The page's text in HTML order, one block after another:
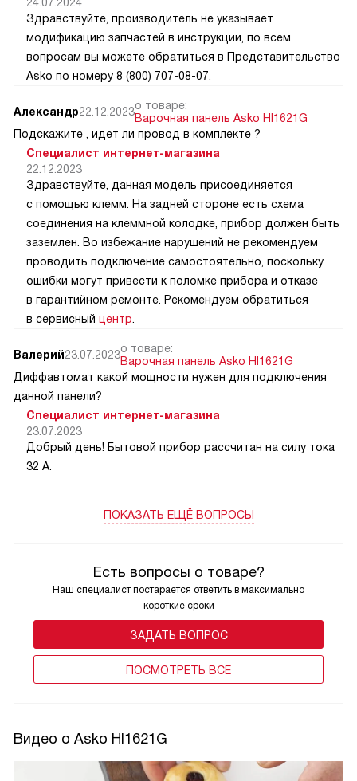
Есть вопросы о товаре?
Наш специалист постарается ответить в максимально
короткие сроки
ЗАДАТЬ ВОПРОС
ПОCМОТРЕТЬ ВСЕ
Здравствуйте, производитель не указывает
модификацию запчастей в инструкции, по всем
вопросам вы можете обратиться в Представительство
Asko по номеру 8 (800) 707-08-07.
Александр22.12.2023о товаре:
Варочная панель Asko HI1621G
Подскажите , идет ли провод в комплекте ?
Специалист интернет-магазина
22.12.2023
Здравствуйте, данная модель присоединяется
с помощью клемм. На задней стороне есть схема
соединения на клеммной колодке, прибор должен быть
заземлен. Во избежание нарушений не рекомендуем
проводить подключение самостоятельно, поскольку
ошибки могут привести к поломке прибора и отказе
в гарантийном ремонте. Рекомендуем обратиться
в сервисный центр
Валерий23.07.2023о товаре:
Варочная панель Asko HI1621G
Диффавтомат какой мощности нужен для подключения
данной панели?
Специалист интернет-магазина
23.07.2023
Добрый день! Бытовой прибор рассчитан на силу тока
32 А.
ПОКАЗАТЬ ЕЩЁ ВОПРОСЫ
Видео о Asko HI1621G